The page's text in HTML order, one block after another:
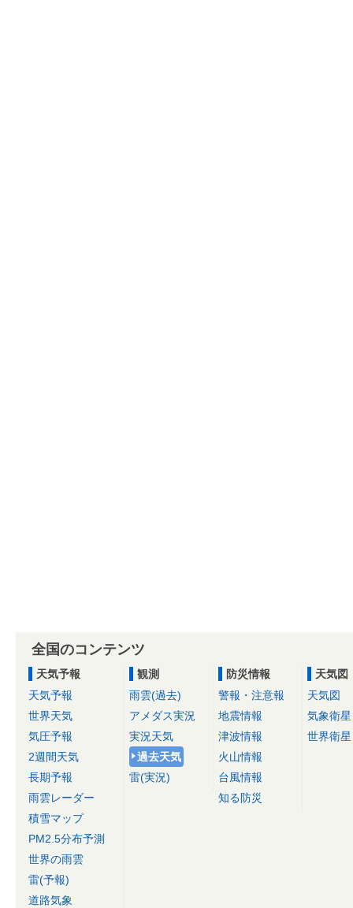
全国のコンテンツ
天気予報
天気予報
世界天気
気圧予報
2週間天気
長期予報
雨雲レーダー
積雪マップ
PM2.5分布予測
世界の雨雲
雷(予報)
道路気象
観測
雨雲(過去)
アメダス実況
実況天気
過去天気
雷(実況)
防災情報
警報・注意報
地震情報
津波情報
火山情報
台風情報
知る防災
天気図
天気図
気象衛星
世界衛星